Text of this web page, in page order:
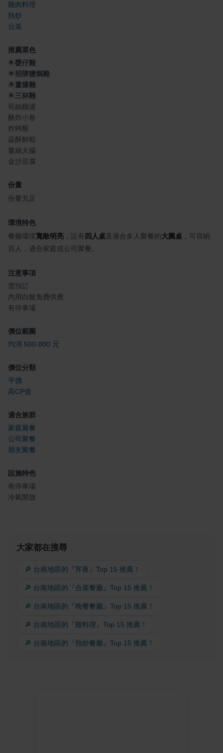
雞肉料理
熱炒
台菜
推薦菜色
🌟甕仔雞
🌟招牌鹽焗雞
🌟薑爆雞
🌟三杯雞
筍絲雞湯
酥炸小卷
炸蚵酥
蒜酥鮮蝦
薑絲大腸
金沙豆腐
份量
份量充足
環境特色
餐廳環境寬敞明亮 ，設有 四人桌及適合多人聚餐的大圓桌 ，可容納
百人，適合家庭或公司聚餐。
注意事項
需預訂
內用白飯免費供應
有停車場
價位範圍
均消 500-800 元
價位分類
平價
高CP值
適合族群
家庭聚餐
公司聚餐
朋友聚餐
設施特色
有停車場
冷氣開放
大家都在搜尋
🔎 台南地區的『宵夜』Top 15 推薦！
🔎 台南地區的『合菜餐廳』Top 15 推薦！
🔎 台南地區的『晚餐餐廳』Top 15 推薦！
🔎 台南地區的『雞料理』Top 15 推薦！
🔎 台南地區的『熱炒餐廳』Top 15 推薦！